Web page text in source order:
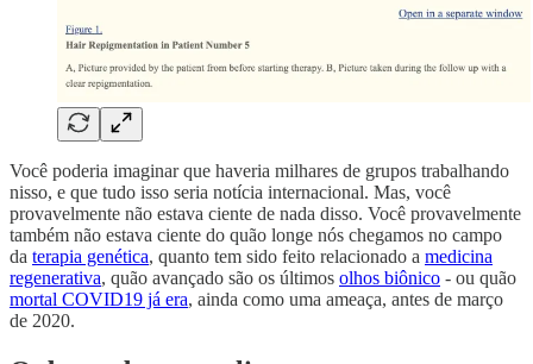
Você poderia imaginar que haveria milhares de grupos trabalhando
nisso, e que tudo isso seria notícia internacional. Mas, você
provavelmente não estava ciente de nada disso. Você provavelmente
também não estava ciente do quão longe nós chegamos no campo
da terapia genética, quanto tem sido feito relacionado a medicina
regenerativa, quão avançado são os últimos olhos biônico - ou quão
mortal COVID19 já era, ainda como uma ameaça, antes de março
de 2020.